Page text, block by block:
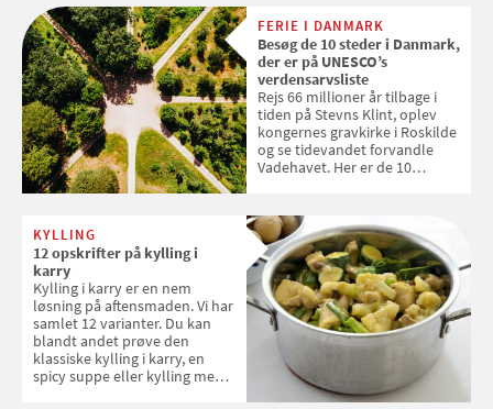
enkle råd til at spare penge på
tøjvasken
FERIE I DANMARK
Besøg de 10 steder i Danmark,
der er på UNESCO’s
verdensarvsliste
Rejs 66 millioner år tilbage i
tiden på Stevns Klint, oplev
kongernes gravkirke i Roskilde
og se tidevandet forvandle
Vadehavet. Her er de 10
KYLLING
12 opskrifter på kylling i
karry
Kylling i karry er en nem
løsning på aftensmaden. Vi har
samlet 12 varianter. Du kan
blandt andet prøve den
klassiske kylling i karry, en
spicy suppe eller kylling med